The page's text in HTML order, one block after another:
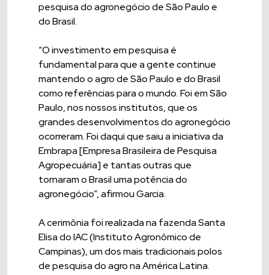
pesquisa do agronegócio de São Paulo e
do Brasil.
“O investimento em pesquisa é
fundamental para que a gente continue
mantendo o agro de São Paulo e do Brasil
como referências para o mundo. Foi em São
Paulo, nos nossos institutos, que os
grandes desenvolvimentos do agronegócio
ocorreram. Foi daqui que saiu a iniciativa da
Embrapa [Empresa Brasileira de Pesquisa
Agropecuária] e tantas outras que
tornaram o Brasil uma potência do
agronegócio”, afirmou Garcia.
A cerimônia foi realizada na fazenda Santa
Elisa do IAC (Instituto Agronômico de
Campinas), um dos mais tradicionais polos
de pesquisa do agro na América Latina.